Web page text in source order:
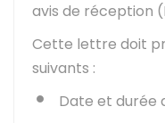
avis de réception
Cette lettre doit
suivants :
Date et durée